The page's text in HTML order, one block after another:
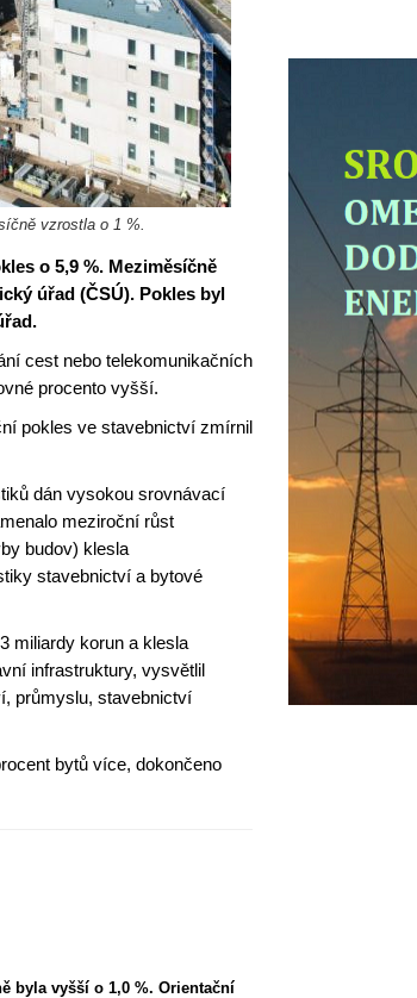
vzrostla o 1 %.
o 5,9 %. Meziměsíčně
úřad (ČSÚ). Pokles byl
cest nebo telekomunikačních
procento vyšší.
pokles ve stavebnictví zmírnil
dán vysokou srovnávací
meziroční růst
budov) klesla
stavebnictví a bytové
miliardy korun a klesla
infrastruktury, vysvětlil
průmyslu, stavebnictví
bytů více, dokončeno
byla vyšší o 1,0 %. Orientační